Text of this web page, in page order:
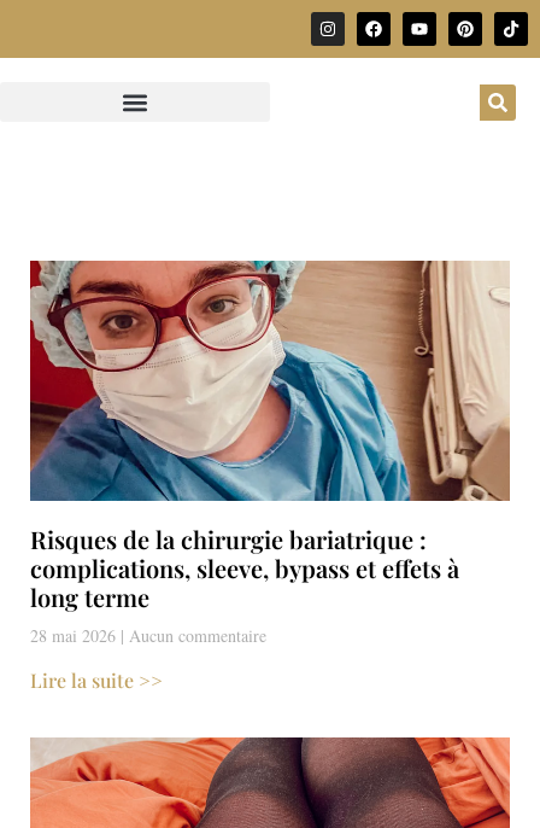
Risques de la chirurgie bariatrique :
complications, sleeve, bypass et effets à
long terme
28 mai 2026 Aucun commentaire
Lire la suite >>